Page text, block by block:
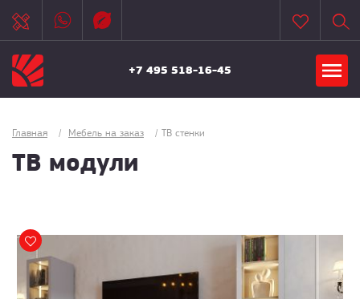
+7 495 518-16-45
Главная / Мебель на заказ / ТВ стенки
ТВ модули